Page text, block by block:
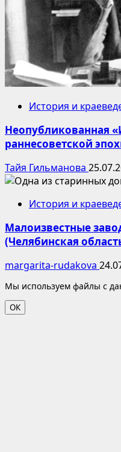
История и
Неопубликованная
раннесоветской
Тайя Гильманова
История и
Малоизвестные
(Челябинская
margarita-rudakova
Мы используем файлы с
ОК